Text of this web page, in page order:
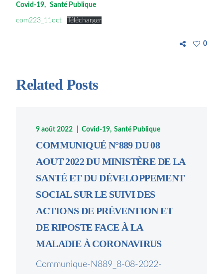
Covid-19
Santé Publique
com223_11oct Télécharger
0
Related Posts
9 août 2022 Covid-19 Santé Publique
COMMUNIQUÉ N°889 DU 08
AOUT 2022 DU MINISTÈRE DE LA
SANTÉ ET DU DÉVELOPPEMENT
SOCIAL SUR LE SUIVI DES
ACTIONS DE PRÉVENTION ET
DE RIPOSTE FACE À LA
MALADIE À CORONAVIRUS
Communique-N889_8-08-2022-